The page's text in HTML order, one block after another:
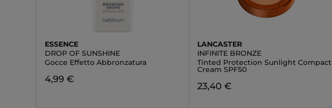
ESSENCE
DROP OF SUNSHINE
Gocce Effetto Abbronzatura
4,99 €
LANCASTER
INFINITE BRONZE
Tinted Protection Sunlight Compact
Cream SPF50
23,40 €